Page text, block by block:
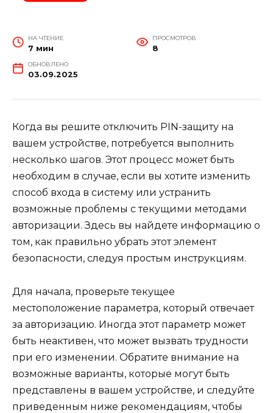
НА ЧТЕНИЕ
7 мин
ПРОСМОТРОВ
8
ОБНОВЛЕНО
03.09.2025
Когда вы решите отключить PIN-защиту на
вашем устройстве, потребуется выполнить
несколько шагов. Этот процесс может быть
необходим в случае, если вы хотите изменить
способ входа в систему или устранить
возможные проблемы с текущими методами
авторизации. Здесь вы найдете информацию о
том, как правильно убрать этот элемент
безопасности, следуя простым инструкциям.
Для начала, проверьте текущее
местоположение параметра, который отвечает
за авторизацию. Иногда этот параметр может
быть неактивен, что может вызвать трудности
при его изменении. Обратите внимание на
возможные варианты, которые могут быть
представлены в вашем устройстве, и следуйте
приведенным ниже рекомендациям, чтобы